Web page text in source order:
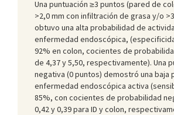
Una puntuación ≥3 puntos (pared de
>2,0 mm con infiltración de grasa y/o
obtuvo una alta probabilidad de
enfermedad endoscópica,
92% en colon, cocientes de
de 4,37 y 5,50, respectivamente). Una
negativa (0 puntos) demostró una baja
enfermedad endoscópica activa
85%, con cocientes de probabilidad
0,42 y 0,39 para ID y colon,